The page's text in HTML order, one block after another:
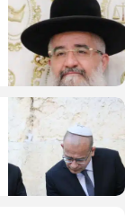
וידאו
וידאו